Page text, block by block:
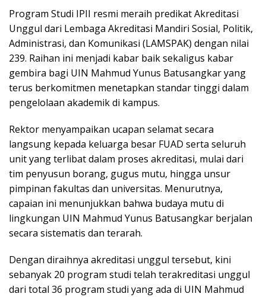
Program Studi IPII resmi meraih predikat Akreditasi
Unggul dari Lembaga Akreditasi Mandiri Sosial, Politik,
Administrasi, dan Komunikasi (LAMSPAK) dengan nilai
239. Raihan ini menjadi kabar baik sekaligus kabar
gembira bagi UIN Mahmud Yunus Batusangkar yang
terus berkomitmen menetapkan standar tinggi dalam
pengelolaan akademik di kampus.
Rektor menyampaikan ucapan selamat secara
langsung kepada keluarga besar FUAD serta seluruh
unit yang terlibat dalam proses akreditasi, mulai dari
tim penyusun borang, gugus mutu, hingga unsur
pimpinan fakultas dan universitas. Menurutnya,
capaian ini menunjukkan bahwa budaya mutu di
lingkungan UIN Mahmud Yunus Batusangkar berjalan
secara sistematis dan terarah.
Dengan diraihnya akreditasi unggul tersebut, kini
sebanyak 20 program studi telah terakreditasi unggul
dari total 36 program studi yang ada di UIN Mahmud